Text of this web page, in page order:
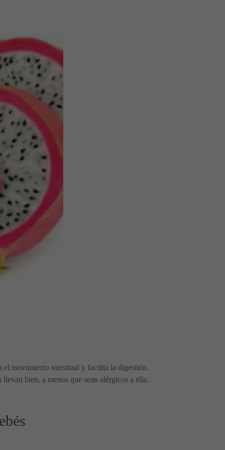
el movimiento intestinal y facilita la digestión.
bien, a menos que sean alérgicos a ella.